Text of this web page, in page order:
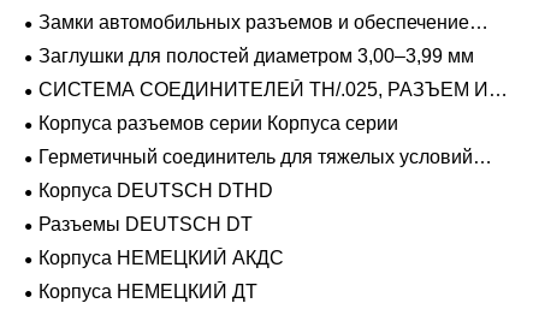
Замки автомобильных разъемов и обеспечение
положения
Заглушки для полостей диаметром 3,00–3,99 мм
СИСТЕМА СОЕДИНИТЕЛЕЙ TH/.025, РАЗЪЕМ И
ВКЛАДЫШ
Корпуса разъемов серии Корпуса серии
Герметичный соединитель для тяжелых условий
эксплуатации Фиксирующие направляющие серии
Корпуса DEUTSCH DTHD
Разъемы DEUTSCH DT
Корпуса НЕМЕЦКИЙ АКДС
Корпуса НЕМЕЦКИЙ ДТ